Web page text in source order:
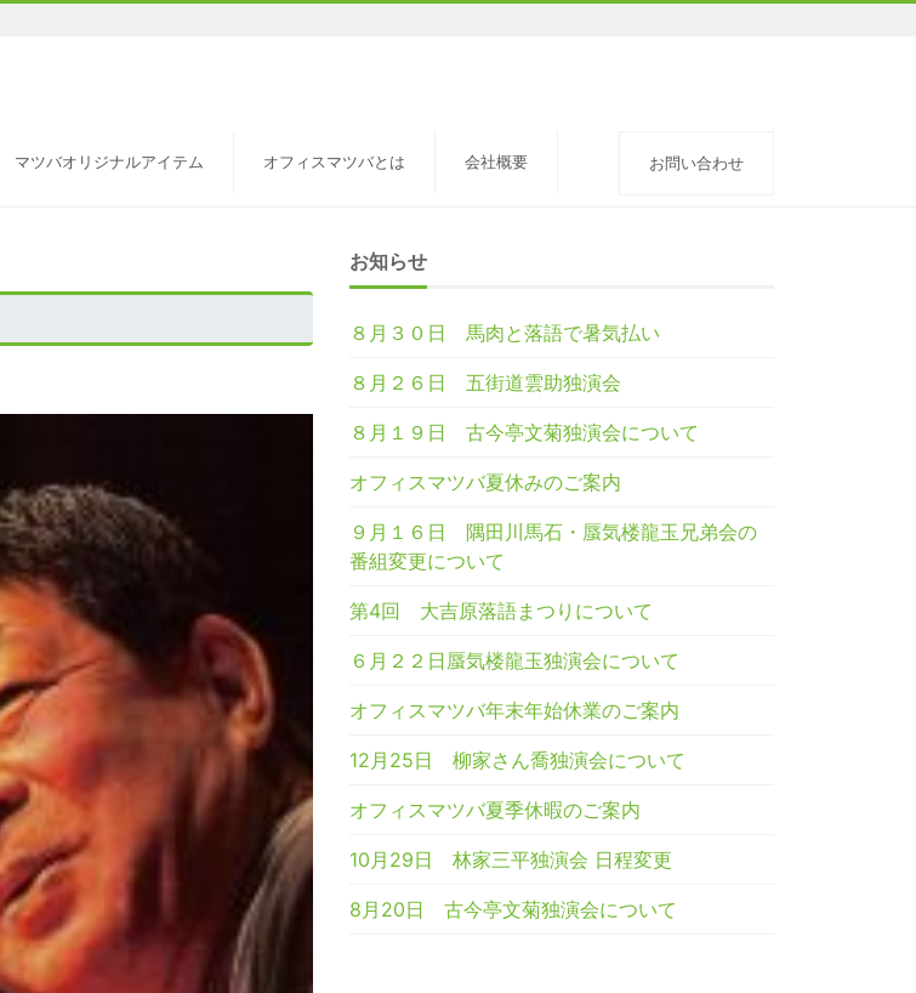
マツバオリジナルアイテム オフィスマツバとは 会社概要 お問い合わせ
お知らせ
８月３０日 馬肉と落語で暑気払い
８月２６日 五街道雲助独演会
８月１９日 古今亭文菊独演会について
オフィスマツバ夏休みのご案内
９月１６日 隅田川馬石・蜃気楼龍玉兄弟会の
番組変更について
第4回 大吉原落語まつりについて
６月２２日蜃気楼龍玉独演会について
オフィスマツバ年末年始休業のご案内
12月25日 柳家さん喬独演会について
オフィスマツバ夏季休暇のご案内
10月29日 林家三平独演会 日程変更
8月20日 古今亭文菊独演会について